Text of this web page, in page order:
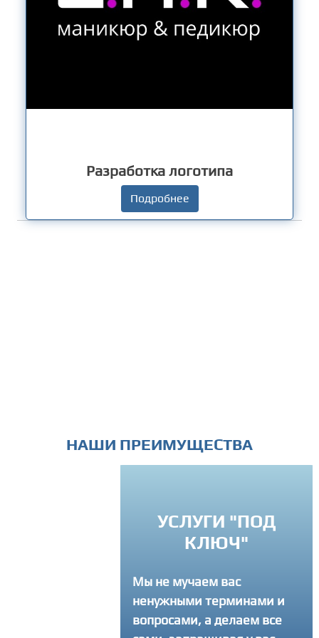
Разработка логотипа
Подробнее
НАШИ ПРЕИМУЩЕСТВА
УСЛУГИ "ПОД
КЛЮЧ"
Мы не мучаем вас
ненужными терминами и
вопросами, а делаем все